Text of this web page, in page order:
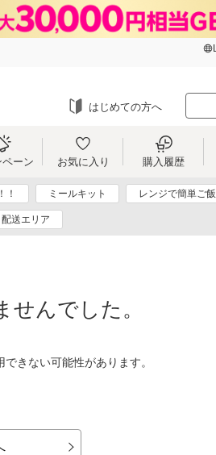
はじめての方へ
ペーン お気に入り 購入履歴
！ ミールキット レンジで簡単ご飯
配送エリア
んでした。
きない可能性があります。